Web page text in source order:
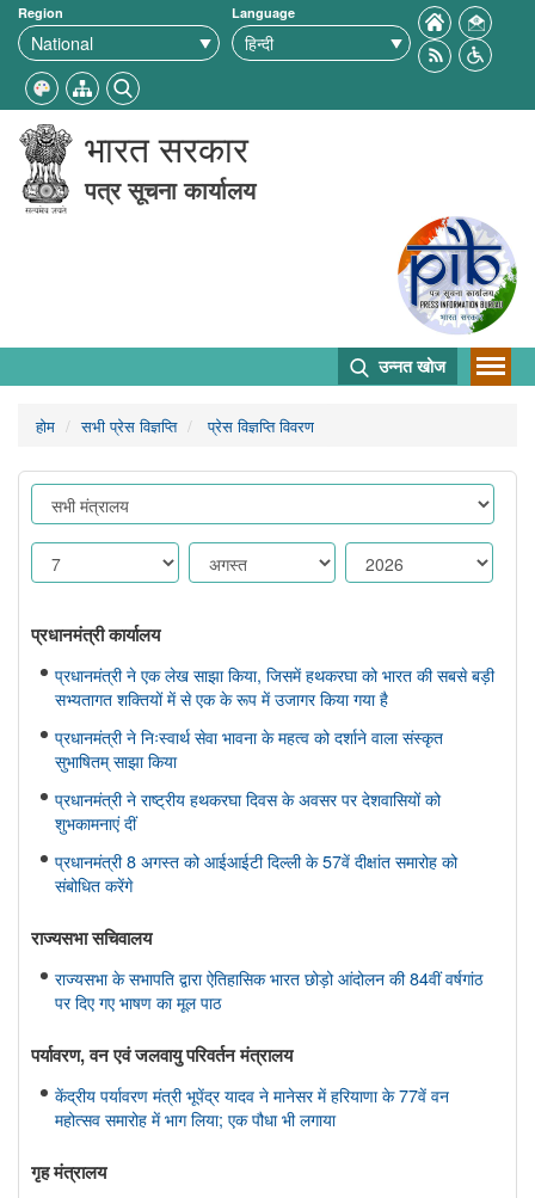
Region Language
भारत सरकार
पत्र सूचना कार्यालय
उन्नत खोज
होम सभी प्रेस विज्ञप्ति प्रेस विज्ञप्ति विवरण
प्रधानमंत्री कार्यालय
प्रधानमंत्री ने एक लेख साझा किया, जिसमें हथकरघा को भारत की सबसे बड़ी
सभ्यतागत शक्तियों में से एक के रूप में उजागर किया गया है
प्रधानमंत्री ने निःस्वार्थ सेवा भावना के महत्व को दर्शाने वाला संस्कृत
सुभाषितम् साझा किया
प्रधानमंत्री ने राष्ट्रीय हथकरघा दिवस के अवसर पर देशवासियों को
शुभकामनाएं दीं
प्रधानमंत्री 8 अगस्त को आईआईटी दिल्ली के 57वें दीक्षांत समारोह को
संबोधित करेंगे
राज्यसभा सचिवालय
राज्यसभा के सभापति द्वारा ऐतिहासिक भारत छोड़ो आंदोलन की 84वीं वर्षगांठ
पर दिए गए भाषण का मूल पाठ
पर्यावरण, वन एवं जलवायु परिवर्तन मंत्रालय
केंद्रीय पर्यावरण मंत्री भूपेंद्र यादव ने मानेसर में हरियाणा के 77वें वन
महोत्सव समारोह में भाग लिया; एक पौधा भी लगाया
गृह मंत्रालय